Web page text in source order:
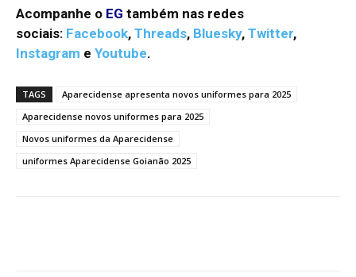
Acompanhe o EG também nas redes
sociais: Facebook, Threads, Bluesky, Twitter,
Instagram e Youtube.
TAGS
Aparecidense apresenta novos uniformes para 2025
Aparecidense novos uniformes para 2025
Novos uniformes da Aparecidense
uniformes Aparecidense Goianão 2025